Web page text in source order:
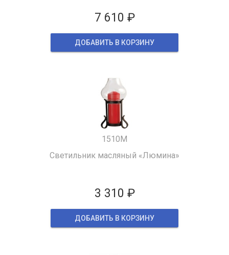
7 610 ₽
ДОБАВИТЬ В КОРЗИНУ
1510M
Светильник масляный «Люмина»
3 310 ₽
ДОБАВИТЬ В КОРЗИНУ